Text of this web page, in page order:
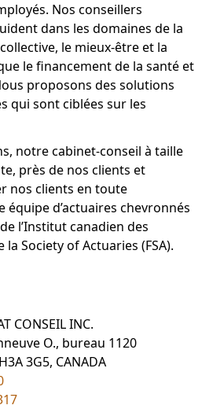
Nos conseillers
dans les domaines de la
le mieux-être et la
le financement de la santé et
proposons des solutions
qui sont ciblées sur les
notre cabinet-conseil à taille
près de nos clients et
nos clients en toute
équipe d’actuaires chevronnés
l’Institut canadien des
la Society of Actuaries (FSA).
CONSEIL INC.
O., bureau 1120
3G5, CANADA